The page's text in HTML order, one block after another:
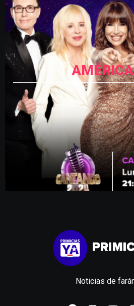
Noticias de